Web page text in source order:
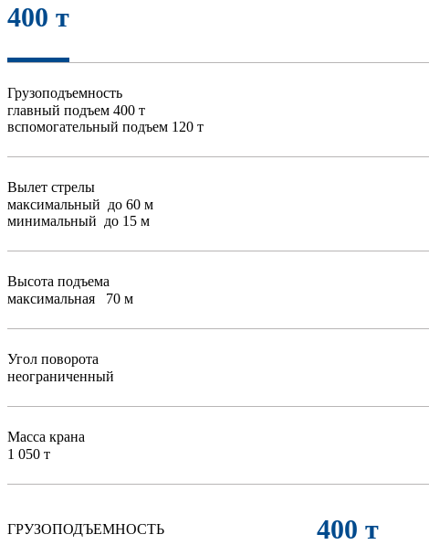
400 т
Грузоподъемность
главный подъем 400 т
вспомогательный подъем 120 т
Вылет стрелы
максимальный до 60 м
минимальный до 15 м
Высота подъема
максимальная 70 м
Угол поворота
неограниченный
Масса крана
1 050 т
ГРУЗОПОДЪЕМНОСТЬ 400 т